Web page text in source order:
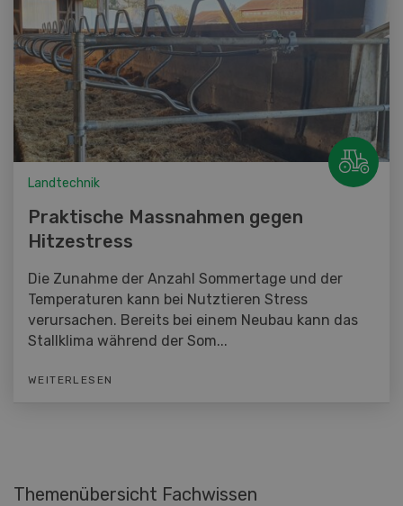
Landtechnik
Praktische Massnahmen gegen
Hitzestress
Die Zunahme der Anzahl Sommertage und der
Temperaturen kann bei Nutztieren Stress
verursachen. Bereits bei einem Neubau kann das
Stallklima während der Som...
WEITERLESEN
Themenübersicht Fachwissen